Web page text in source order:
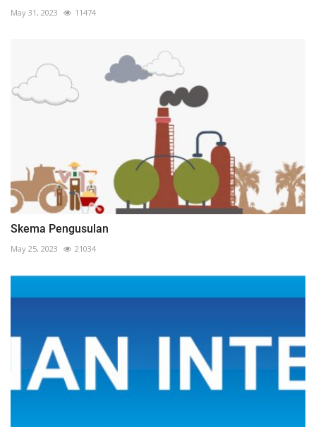
May 31, 2023 11474
Skema Pengusulan
May 25, 2023 21034